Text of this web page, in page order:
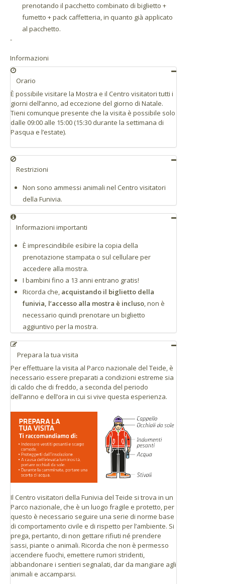
prenotando il pacchetto combinato di biglietto +
fumetto + pack caffetteria, in quanto già applicato
al pacchetto.
-
Informazioni
Orario
È possibile visitare la Mostra e il Centro visitatori tutti i
giorni dell’anno, ad eccezione del giorno di Natale.
Tieni comunque presente che la visita è possibile solo
dalle 09:00 alle 15:00 (15:30 durante la settimana di
Pasqua e l’estate).
Restrizioni
Non sono ammessi animali nel Centro visitatori
della Funivia.
Informazioni importanti
È imprescindibile esibire la copia della
prenotazione stampata o sul cellulare per
accedere alla mostra.
I bambini fino a 13 anni entrano gratis!
Ricorda che, acquistando il biglietto della
funivia, l’accesso alla mostra è incluso, non è
necessario quindi prenotare un biglietto
aggiuntivo per la mostra.
Prepara la tua visita
Per effettuare la visita al Parco nazionale del Teide, è
necessario essere preparati a condizioni estreme sia
di caldo che di freddo, a seconda del periodo
dell’anno e dell’ora in cui si vive questa esperienza.
Il Centro visitatori della Funivia del Teide si trova in un
Parco nazionale, che è un luogo fragile e protetto, per
questo è necessario seguire una serie di norme base
di comportamento civile e di rispetto per l’ambiente. Si
prega, pertanto, di non gettare rifiuti né prendere
sassi, piante o animali. Ricorda che non è permesso
accendere fuochi, emettere rumori stridenti,
abbandonare i sentieri segnalati, dar da mangiare agli
animali e accamparsi.